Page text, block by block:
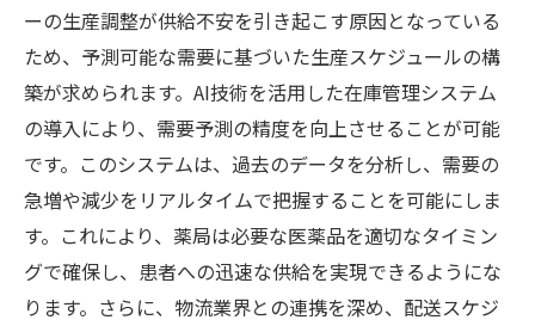
ーの生産調整が供給不安を引き起こす原因となっている
ため、予測可能な需要に基づいた生産スケジュールの構
築が求められます。AI技術を活用した在庫管理システム
の導入により、需要予測の精度を向上させることが可能
です。このシステムは、過去のデータを分析し、需要の
急増や減少をリアルタイムで把握することを可能にしま
す。これにより、薬局は必要な医薬品を適切なタイミン
グで確保し、患者への迅速な供給を実現できるようにな
ります。さらに、物流業界との連携を深め、配送スケジ